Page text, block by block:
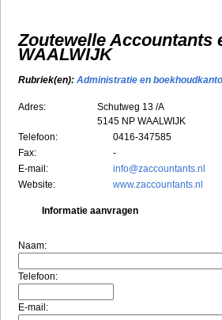
Zoutewelle Accountants
WAALWIJK
Rubriek(en): Administratie en
Adres:
Schutweg 13 /A
5145 NP WAALWIJK
Telefoon:
0416-347585
Fax:
-
E-mail:
info@zaccountants.nl
Website:
www.zaccountants.nl
Informatie aanvragen
Naam:
Telefoon:
E-mail: